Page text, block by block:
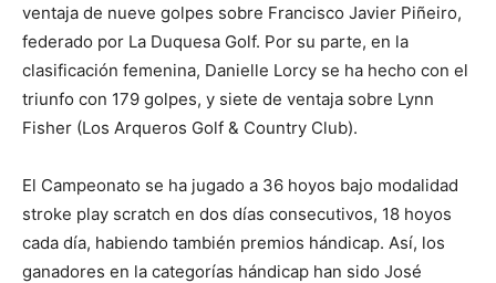
ventaja de nueve golpes sobre Francisco Javier Piñeiro,
federado por La Duquesa Golf. Por su parte, en la
clasificación femenina, Danielle Lorcy se ha hecho con el
triunfo con 179 golpes, y siete de ventaja sobre Lynn
Fisher (Los Arqueros Golf & Country Club).
El Campeonato se ha jugado a 36 hoyos bajo modalidad
stroke play scratch en dos días consecutivos, 18 hoyos
cada día, habiendo también premios hándicap. Así, los
ganadores en la categorías hándicap han sido José